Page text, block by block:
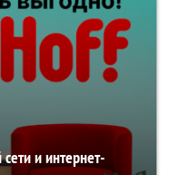
и интернет-